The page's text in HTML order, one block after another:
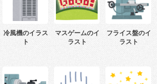
冷風機のイラス
ト
マスゲームのイ
ラスト
フライス盤のイ
ラスト